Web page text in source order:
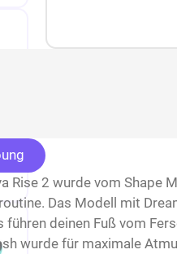
Rise 2 wurde vom Shape
Das Modell mit
führen deinen Fuß vom
wurde für maximale